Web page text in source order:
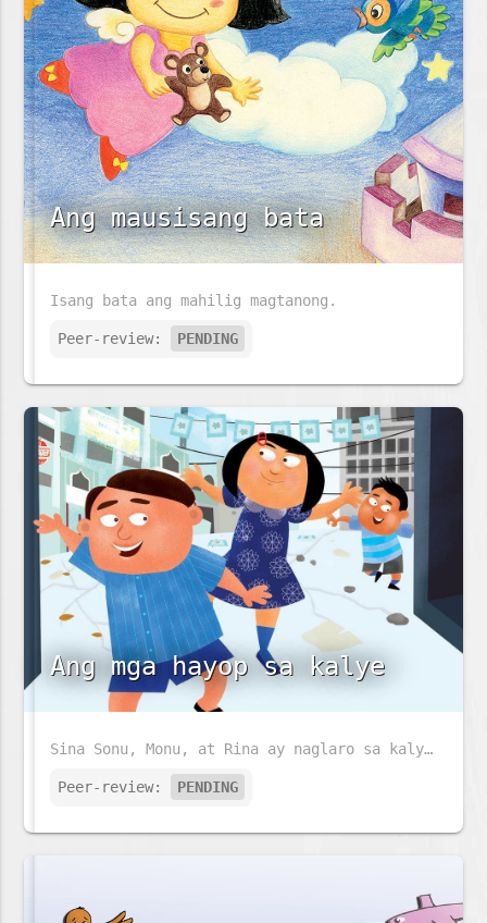
Ang mausisang bata
Isang bata ang mahilig magtanong.
Peer-review: PENDING
Ang mga hayop sa kalye
Sina Sonu, Monu, at Rina ay naglaro sa kalye. Anu ano kaya ang kanilang mga makikitang hayop sa kalye?
Peer-review: PENDING